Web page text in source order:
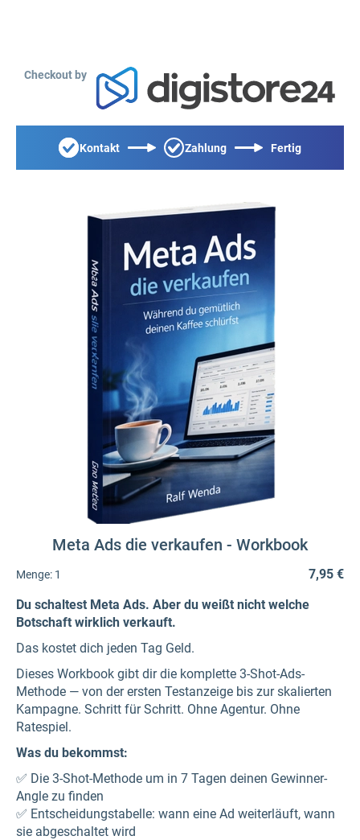
Checkout by
Kontakt Zahlung Fertig
Meta Ads die verkaufen - Workbook
Menge: 1
7,95 €
Du schaltest Meta Ads. Aber du weißt nicht welche
Botschaft wirklich verkauft.
Das kostet dich jeden Tag Geld.
Dieses Workbook gibt dir die komplette 3-Shot-Ads-
Methode — von der ersten Testanzeige bis zur skalierten
Kampagne. Schritt für Schritt. Ohne Agentur. Ohne
Ratespiel.
Was du bekommst:
✅ Die 3-Shot-Methode um in 7 Tagen deinen Gewinner-
Angle zu finden
✅ Entscheidungstabelle: wann eine Ad weiterläuft, wann
sie abgeschaltet wird